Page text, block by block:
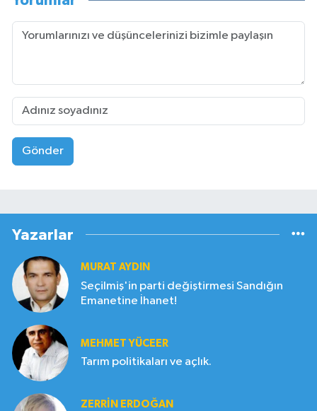
Gönder
Yazarlar
MURAT AYDIN
Seçilmiş'in parti değiştirmesi Sandığın
Emanetine İhanet!
MEHMET YÜCEER
Tarım politikaları ve açlık.
ZERRIN ERDOĞAN